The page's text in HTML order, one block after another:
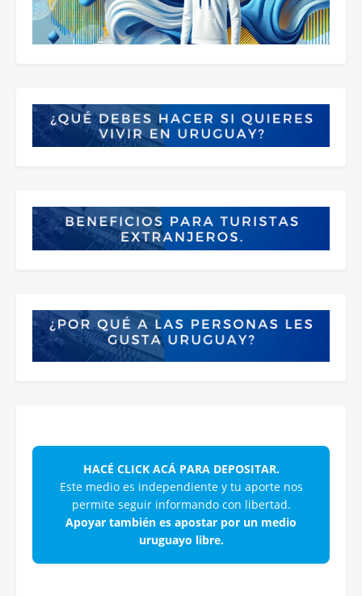
HACÉ CLICK ACÁ PARA DEPOSITAR.
Este medio es independiente y tu aporte nos
permite seguir informando con libertad.
Apoyar también es apostar por un medio
uruguayo libre.